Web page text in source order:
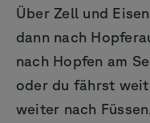
Über Zell und
dann nach
nach Hopfen am
oder du fährst
weiter nach